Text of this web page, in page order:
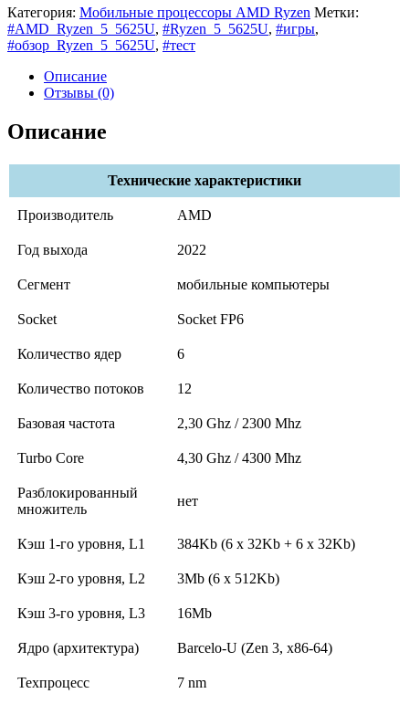
Категория: Мобильные процессоры AMD Ryzen Метки:
#AMD_Ryzen_5_5625U, #Ryzen_5_5625U, #игры,
#обзор_Ryzen_5_5625U, #тест
Описание
Отзывы (0)
Описание
Технические характеристики
Производитель AMD
Год выхода 2022
Сегмент мобильные компьютеры
Socket Socket FP6
Количество ядер 6
Количество потоков 12
Базовая частота 2,30 Ghz / 2300 Mhz
Turbo Core 4,30 Ghz / 4300 Mhz
Разблокированный
множитель
нет
Кэш 1-го уровня, L1 384Kb (6 x 32Kb + 6 x 32Kb)
Кэш 2-го уровня, L2 3Mb (6 x 512Kb)
Кэш 3-го уровня, L3 16Mb
Ядро (архитектура) Barcelo-U (Zen 3, x86-64)
Техпроцесс 7 nm